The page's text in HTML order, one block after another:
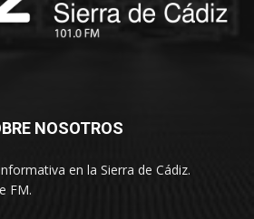
NOSOTROS
en la Sierra de Cádiz.
FM.